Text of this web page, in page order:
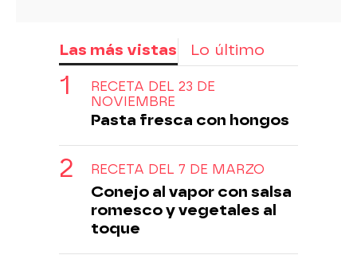
Las más vistas Lo último
RECETA DEL 23 DE
NOVIEMBRE
Pasta fresca con hongos
RECETA DEL 7 DE MARZO
Conejo al vapor con salsa
romesco y vegetales al
toque